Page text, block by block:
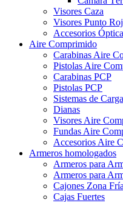
Visores Caza
Visores Punto
Accesorios Óptica
Aire Comprimido
Carabinas Aire
Pistolas Aire
Carabinas PCP
Pistolas PCP
Sistemas de Carga
Dianas
Visores Aire
Fundas Aire
Accesorios Aire
Armeros homologados
Armeros para
Armeros para
Cajones Zona
Cajas Fuertes